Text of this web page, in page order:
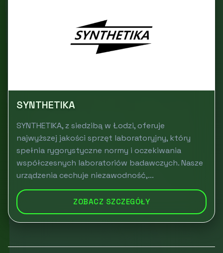
SYNTHETIKA
SYNTHETIKA, z siedzibą w Łodzi, oferuje
najwyższej jakości sprzęt laboratoryjny, który
spełnia rygorystyczne normy i oczekiwania
współczesnych laboratoriów badawczych. Nasze
urządzenia cechuje niezawodność,...
ZOBACZ SZCZEGÓŁY